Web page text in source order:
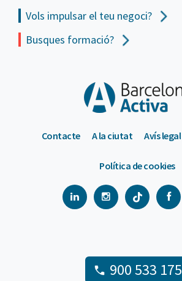
Vols impulsar el teu negoci?
Busques formació?
Contacte A la ciutat Avís legal
Política de cookies
900 533 175